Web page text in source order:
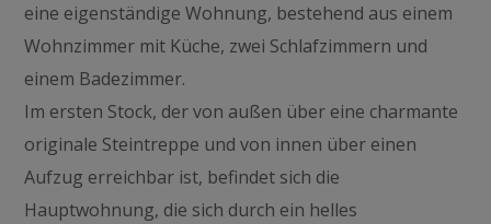
eine eigenständige Wohnung, bestehend aus einem
Wohnzimmer mit Küche, zwei Schlafzimmern und
einem Badezimmer.
Im ersten Stock, der von außen über eine charmante
originale Steintreppe und von innen über einen
Aufzug erreichbar ist, befindet sich die
Hauptwohnung, die sich durch ein helles